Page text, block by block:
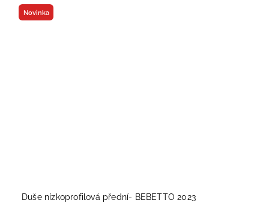
Novinka
Duše nízkoprofilová přední- BEBETTO 2023